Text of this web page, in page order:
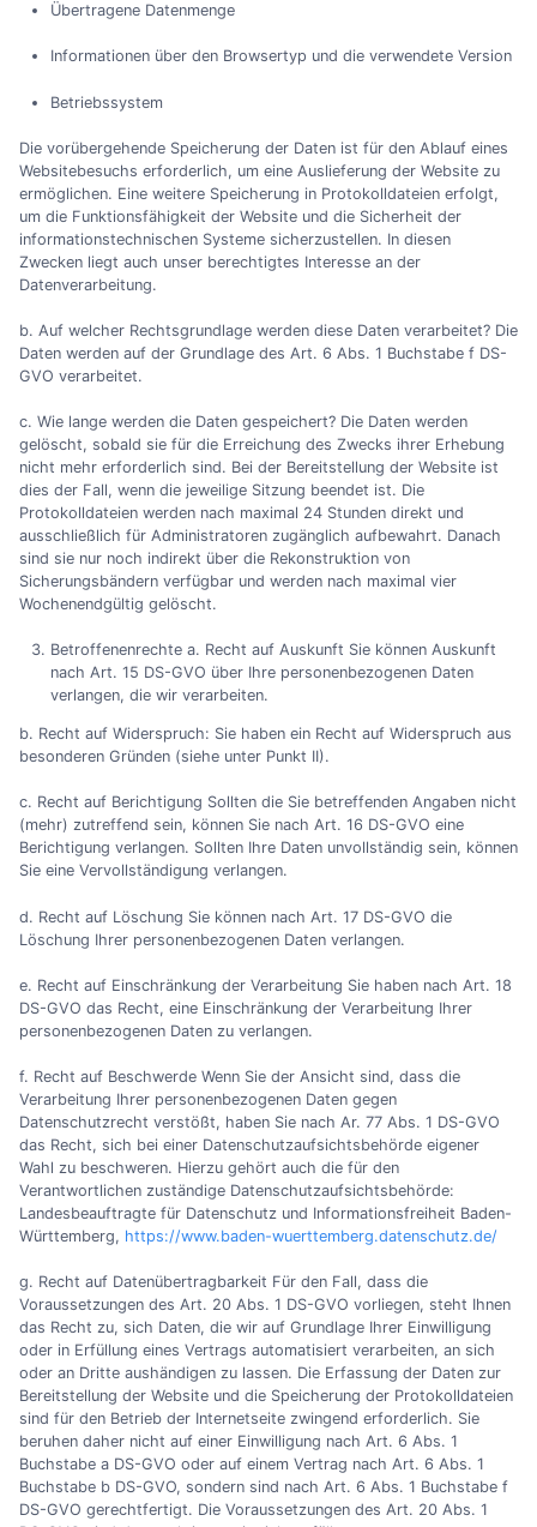
Übertragene Datenmenge
Informationen über den Browsertyp und die verwendete Version
Betriebssystem
Die vorübergehende Speicherung der Daten ist für den Ablauf eines
Websitebesuchs erforderlich, um eine Auslieferung der Website zu
ermöglichen. Eine weitere Speicherung in Protokolldateien erfolgt,
um die Funktionsfähigkeit der Website und die Sicherheit der
informationstechnischen Systeme sicherzustellen. In diesen
Zwecken liegt auch unser berechtigtes Interesse an der
Datenverarbeitung.
b. Auf welcher Rechtsgrundlage werden diese Daten verarbeitet? Die
Daten werden auf der Grundlage des Art. 6 Abs. 1 Buchstabe f DS-
GVO verarbeitet.
c. Wie lange werden die Daten gespeichert? Die Daten werden
gelöscht, sobald sie für die Erreichung des Zwecks ihrer Erhebung
nicht mehr erforderlich sind. Bei der Bereitstellung der Website ist
dies der Fall, wenn die jeweilige Sitzung beendet ist. Die
Protokolldateien werden nach maximal 24 Stunden direkt und
ausschließlich für Administratoren zugänglich aufbewahrt. Danach
sind sie nur noch indirekt über die Rekonstruktion von
Sicherungsbändern verfügbar und werden nach maximal vier
Wochenendgültig gelöscht.
Betroffenenrechte a. Recht auf Auskunft Sie können Auskunft
nach Art. 15 DS-GVO über Ihre personenbezogenen Daten
verlangen, die wir verarbeiten.
b. Recht auf Widerspruch: Sie haben ein Recht auf Widerspruch aus
besonderen Gründen (siehe unter Punkt II).
c. Recht auf Berichtigung Sollten die Sie betreffenden Angaben nicht
(mehr) zutreffend sein, können Sie nach Art. 16 DS-GVO eine
Berichtigung verlangen. Sollten Ihre Daten unvollständig sein, können
Sie eine Vervollständigung verlangen.
d. Recht auf Löschung Sie können nach Art. 17 DS-GVO die
Löschung Ihrer personenbezogenen Daten verlangen.
e. Recht auf Einschränkung der Verarbeitung Sie haben nach Art. 18
DS-GVO das Recht, eine Einschränkung der Verarbeitung Ihrer
personenbezogenen Daten zu verlangen.
f. Recht auf Beschwerde Wenn Sie der Ansicht sind, dass die
Verarbeitung Ihrer personenbezogenen Daten gegen
Datenschutzrecht verstößt, haben Sie nach Ar. 77 Abs. 1 DS-GVO
das Recht, sich bei einer Datenschutzaufsichtsbehörde eigener
Wahl zu beschweren. Hierzu gehört auch die für den
Verantwortlichen zuständige Datenschutzaufsichtsbehörde:
Landesbeauftragte für Datenschutz und Informationsfreiheit Baden-
Württemberg, https://www.baden-wuerttemberg.datenschutz.de/
g. Recht auf Datenübertragbarkeit Für den Fall, dass die
Voraussetzungen des Art. 20 Abs. 1 DS-GVO vorliegen, steht Ihnen
das Recht zu, sich Daten, die wir auf Grundlage Ihrer Einwilligung
oder in Erfüllung eines Vertrags automatisiert verarbeiten, an sich
oder an Dritte aushändigen zu lassen. Die Erfassung der Daten zur
Bereitstellung der Website und die Speicherung der Protokolldateien
sind für den Betrieb der Internetseite zwingend erforderlich. Sie
beruhen daher nicht auf einer Einwilligung nach Art. 6 Abs. 1
Buchstabe a DS-GVO oder auf einem Vertrag nach Art. 6 Abs. 1
Buchstabe b DS-GVO, sondern sind nach Art. 6 Abs. 1 Buchstabe f
DS-GVO gerechtfertigt. Die Voraussetzungen des Art. 20 Abs. 1